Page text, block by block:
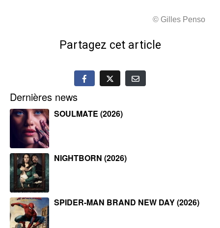
© Gilles Penso
Partagez cet article
Dernières news
SOULMATE (2026)
NIGHTBORN (2026)
SPIDER-MAN BRAND NEW DAY (2026)